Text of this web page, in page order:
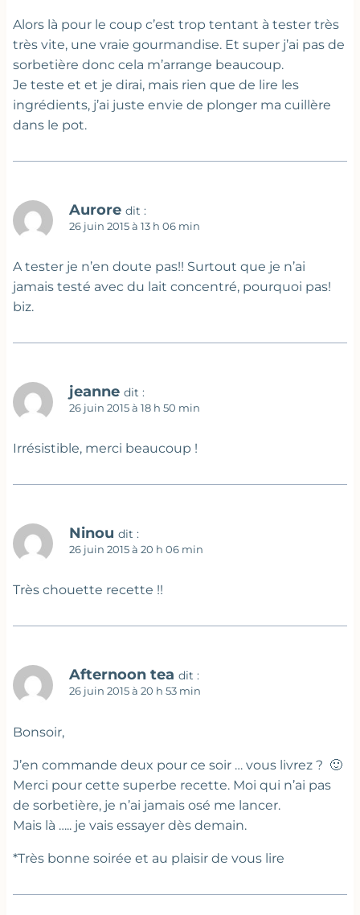
Alors là pour le coup c’est trop tentant à tester très
très vite, une vraie gourmandise. Et super j’ai pas de
sorbetière donc cela m’arrange beaucoup.
Je teste et et je dirai, mais rien que de lire les
ingrédients, j’ai juste envie de plonger ma cuillère
dans le pot.
Aurore dit :
26 juin 2015 à 13 h 06 min
A tester je n’en doute pas!! Surtout que je n’ai
jamais testé avec du lait concentré, pourquoi pas!
biz.
jeanne dit :
26 juin 2015 à 18 h 50 min
Irrésistible, merci beaucoup !
Ninou dit :
26 juin 2015 à 20 h 06 min
Très chouette recette !!
Afternoon tea dit :
26 juin 2015 à 20 h 53 min
Bonsoir,
J’en commande deux pour ce soir … vous livrez ? 🙂
Merci pour cette superbe recette. Moi qui n’ai pas
de sorbetière, je n’ai jamais osé me lancer.
Mais là ….. je vais essayer dès demain.
*Très bonne soirée et au plaisir de vous lire